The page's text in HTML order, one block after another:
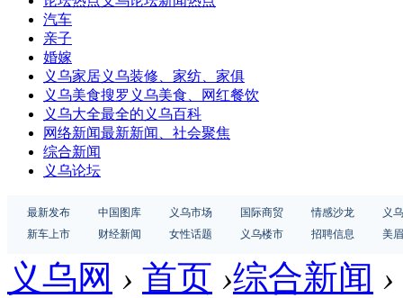
汽车
亲子
婚嫁
义乌家居义乌装修、家纺、家俱
义乌美食搜罗义乌美食、网红餐饮
义乌大全最全的义乌百科
网络新闻最新新闻、社会聚焦
综合新闻
义乌论坛
最新发布 中国图库 义乌市场 国际商贸 情感沙龙
义
新车上市
财经新闻 女性话题 义乌楼市 招聘信息 美
义乌网 › 首页 ›综合新闻 ›